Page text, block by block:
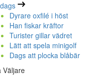
Dyrare oxfilé i höst
Han fiskar kräftor
Turister gillar vädret
Lätt att spela minigolf
Dags att plocka blåbär
Väljare